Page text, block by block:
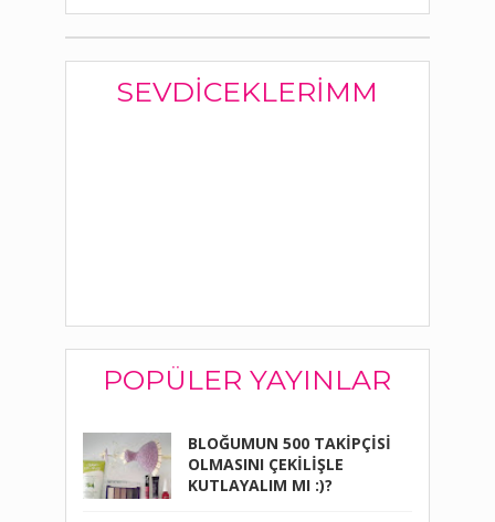
SEVDICEKLERIMM
POPÜLER YAYINLAR
BLOĞUMUN 500 TAKİPÇİSİ
OLMASINI ÇEKİLİŞLE
KUTLAYALIM MI :)?